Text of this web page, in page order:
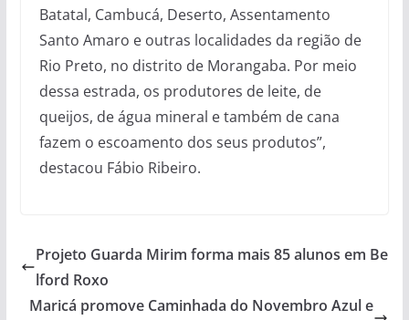
Batatal, Cambucá, Deserto, Assentamento
Santo Amaro e outras localidades da região de
Rio Preto, no distrito de Morangaba. Por meio
dessa estrada, os produtores de leite, de
queijos, de água mineral e também de cana
fazem o escoamento dos seus produtos”,
destacou Fábio Ribeiro.
Projeto Guarda Mirim forma mais 85 alunos em Be
lford Roxo
Maricá promove Caminhada do Novembro Azul e